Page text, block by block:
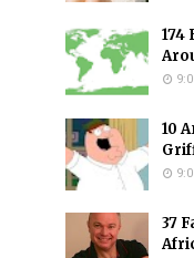
174
10
37